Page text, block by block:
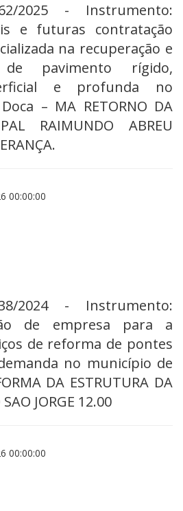
2025 - Instrumento:
e futuras contratação
na recuperação e
de pavimento rígido,
e profunda no
– MA RETORNO DA
RAIMUNDO ABREU
00:00:00
2024 - Instrumento:
de empresa para a
de reforma de pontes
no município de
DA ESTRUTURA DA
JORGE 12.00
00:00:00